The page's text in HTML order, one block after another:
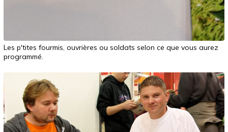
Les p'tites fourmis, ouvrières ou soldats selon ce que vous aurez
programmé.